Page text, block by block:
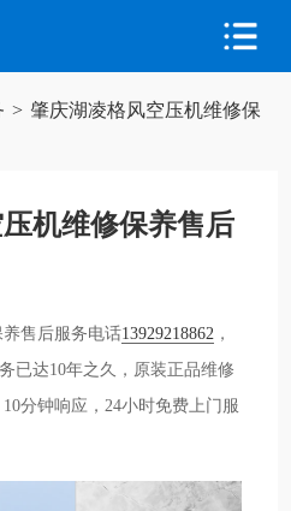
> 肇庆湖凌格风空压机维修保
机维修保养售后
售后服务电话13929218862 ，
已达10年之久，原装正品维修
分钟响应，24小时免费上门服